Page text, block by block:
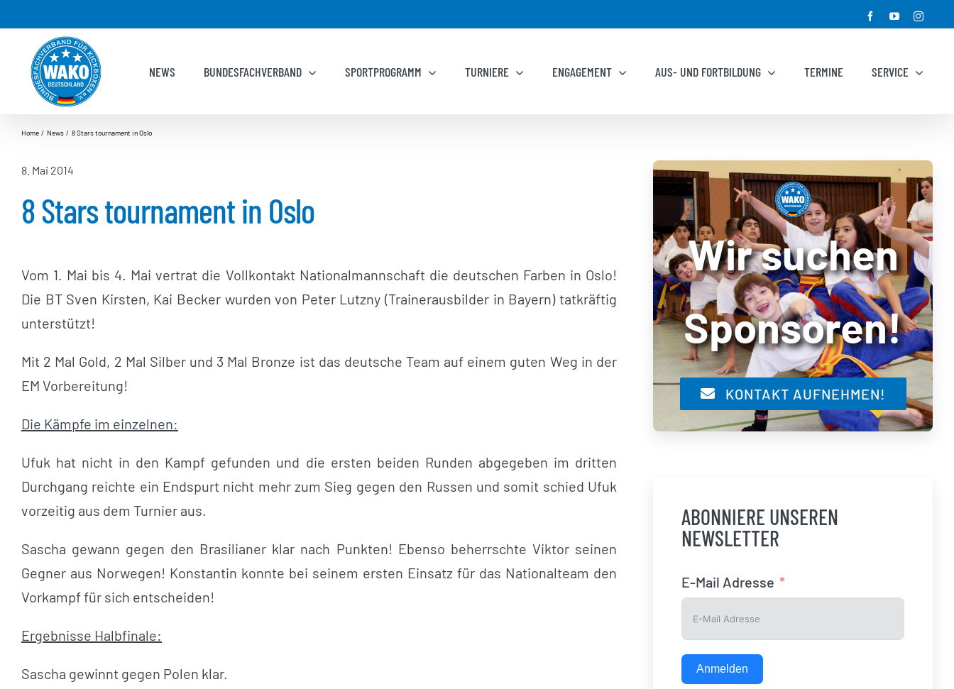
springen
FacebookYouTube
NEWS BUNDESFACHVERBAND SPORTPROGRAMM TURNIERE ENGAGEMENT AUS- UND FORTBILDUNG TERMINE SERVICE
Home News 8 Stars tournament in Oslo
8. Mai 2014
8 Stars tournament in Oslo
Vom 1. Mai bis 4. Mai vertrat die Vollkontakt Nationalmannschaft die deutschen Farben in Oslo!
Die BT Sven Kirsten, Kai Becker wurden von Peter Lutzny (Trainerausbilder in Bayern) tatkräftig
unterstützt!
Mit 2 Mal Gold, 2 Mal Silber und 3 Mal Bronze ist das deutsche Team auf einem guten Weg in der
EM Vorbereitung!
Die Kämpfe im einzelnen:
Ufuk hat nicht in den Kampf gefunden und die ersten beiden Runden abgegeben im dritten
Durchgang reichte ein Endspurt nicht mehr zum Sieg gegen den Russen und somit schied Ufuk
vorzeitig aus dem Turnier aus.
Sascha gewann gegen den Brasilianer klar nach Punkten! Ebenso beherrschte Viktor seinen
Gegner aus Norwegen! Konstantin konnte bei seinem ersten Einsatz für das Nationalteam den
Vorkampf für sich entscheiden!
Ergebnisse Halbfinale:
Sascha gewinnt gegen Polen klar.
Wir suchen
Sponsoren!
KONTAKT AUFNEHMEN!
ABONNIERE UNSEREN
NEWSLETTER
E-Mail Adresse
Anmelden